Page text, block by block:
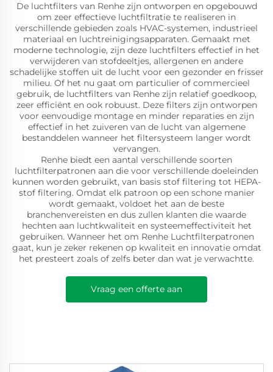
De luchtfilters van Renhe zijn ontworpen en opgebouwd
om zeer effectieve luchtfiltratie te realiseren in
verschillende gebieden zoals HVAC-systemen, industrieel
materiaal en luchtreinigingsapparaten. Gemaakt met
moderne technologie, zijn deze luchtfilters effectief in het
verwijderen van stofdeeltjes, allergenen en andere
schadelijke stoffen uit de lucht voor een gezonder en frisser
milieu. Of het nu gaat om particulier of commercieel
gebruik, de luchtfilters van Renhe zijn relatief goedkoop,
zeer efficiënt en ook robuust. Deze filters zijn ontworpen
voor eenvoudige montage en minder reparaties en zijn
effectief in het zuiveren van de lucht van algemene
bestanddelen wanneer het filtersysteem langer wordt
vervangen.
Renhe biedt een aantal verschillende soorten
luchtfilterpatronen aan die voor verschillende doeleinden
kunnen worden gebruikt, van basis stof filtering tot HEPA-
stof filtering. Omdat elk patroon op een schone manier
wordt gemaakt, voldoet het aan de beste
branchenvereisten en dus zullen klanten die waarde
hechten aan luchtkwaliteit en systeemeffectiviteit het
gebruiken. Wanneer het om Renhe Luchtfilterpatronen
gaat, kun je zeker rekenen op kwaliteit en innovatie omdat
het presteert zoals of zelfs beter dan wat je verwachtte.
Vraag een offerte aan